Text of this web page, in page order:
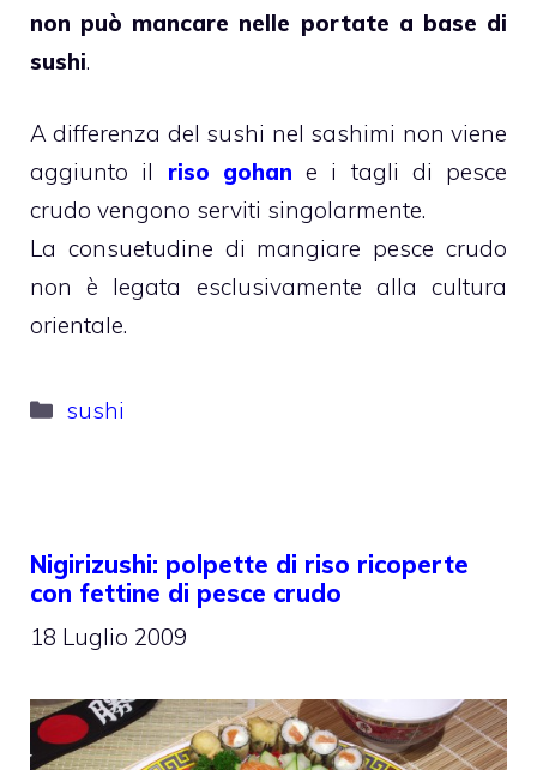
non può mancare nelle portate a base di
sushi.
A differenza del sushi nel sashimi non viene
aggiunto il riso gohan e i tagli di pesce
crudo vengono serviti singolarmente.
La consuetudine di mangiare pesce crudo
non è legata esclusivamente alla cultura
orientale.
Categorie
sushi
Nigirizushi: polpette di riso ricoperte
con fettine di pesce crudo
18 Luglio 2009